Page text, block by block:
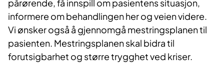
pårørende, få innspill om pasientens situasjon,
informere om behandlingen her og veien videre.
Vi ønsker også å gjennomgå mestringsplanen til
pasienten. Mestringsplanen skal bidra til
forutsigbarhet og større trygghet ved kriser.